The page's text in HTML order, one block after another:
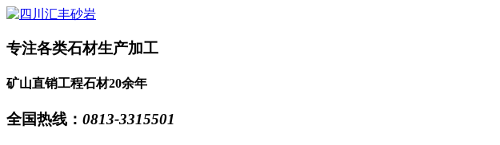
专注各类石材生产加工
矿山直销工程石材20余年
全国热线： 0813-3315501